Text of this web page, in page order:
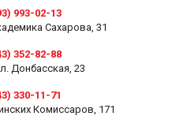
993-02-13
Сахарова, 31
352-82-88
Донбасская, 23
330-11-71
Комиссаров, 171